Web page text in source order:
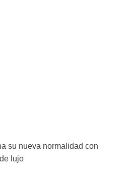
su nueva normalidad con
lujo